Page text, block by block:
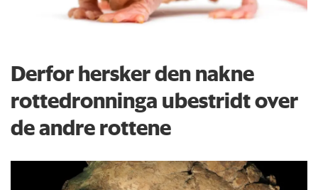
Derfor hersker den nakne
rottedronninga ubestridt over
de andre rottene